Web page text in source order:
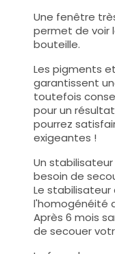
Une fenêtre
permet de voir
bouteille.
Les pigments
garantissent
toutefois
pour un
pourrez
exigeantes !
Un
besoin de
Le
l'homogénéité
Après 6 mois
de secouer